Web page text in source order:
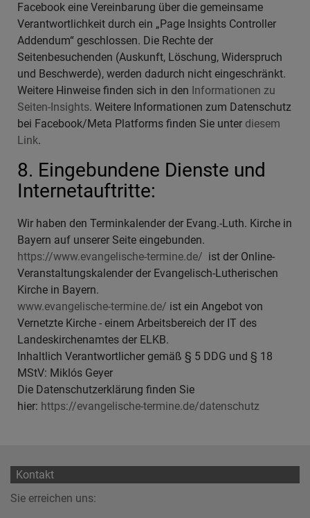
Facebook eine Vereinbarung über die gemeinsame
Verantwortlichkeit durch ein „Page Insights Controller
Addendum“ geschlossen. Die Rechte der
Seitenbesuchenden (Auskunft, Löschung, Widerspruch
und Beschwerde), werden dadurch nicht eingeschränkt.
Weitere Hinweise finden sich in den Informationen zu
Seiten-Insights. Weitere Informationen zum Datenschutz
bei Facebook/Meta Platforms finden Sie unter diesem
Link.
8. Eingebundene Dienste und
Internetauftritte:
Wir haben den Terminkalender der Evang.-Luth. Kirche in
Bayern auf unserer Seite eingebunden.
https://www.evangelische-termine.de/ ist der Online-
Veranstaltungskalender der Evangelisch-Lutherischen
Kirche in Bayern.
www.evangelische-termine.de/ ist ein Angebot von
Vernetzte Kirche - einem Arbeitsbereich der IT des
Landeskirchenamtes der ELKB.
Inhaltlich Verantwortlicher gemäß § 5 DDG und § 18
MStV: Miklós Geyer
Die Datenschutzerklärung finden Sie
hier: https://evangelische-termine.de/datenschutz
Kontakt
Sie erreichen uns: